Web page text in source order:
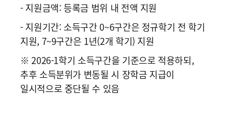
- 지원금액: 등록금 범위 내 전액 지원
- 지원기간: 소득구간 0~6구간은 정규학기 전 학기
지원, 7~9구간은 1년(2개 학기) 지원
※ 2026-1학기 소득구간을 기준으로 적용하되,
추후 소득분위가 변동될 시 장학금 지급이
일시적으로 중단될 수 있음